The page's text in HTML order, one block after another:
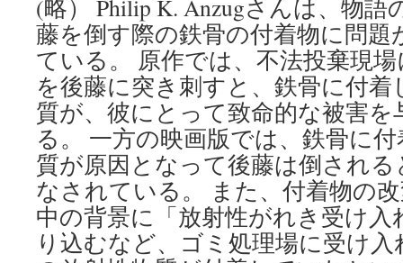
聞
(略） Philip K. Anzugさんは、物
藤を倒す際の鉄骨の付着物に問
ている。 原作では、不法投棄現
を後藤に突き刺すと、鉄骨に付
質が、彼にとって致命的な被害
る。 一方の映画版では、鉄骨に
質が原因となって後藤は倒され
なされている。 また、付着物の
中の背景に「放射性がれき受け入
り込むなど、ゴミ処理場に受け